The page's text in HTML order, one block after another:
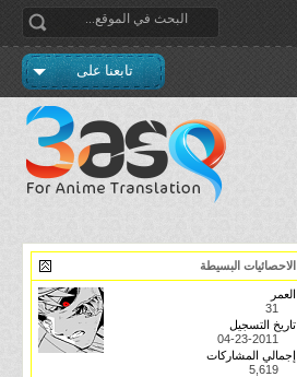
تابعنا على
الاحصائيات البسيطة
العمر
31
تاريخ التسجيل
04-23-2011
إجمالي المشاركات
5,619